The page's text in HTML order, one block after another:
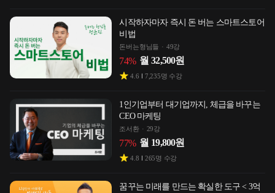
시작하자마자 즉시 돈 버는 스마트스토어
비법
돈버는형님들 49강
74% 월 32,500원
4.6 7,235명 수강
1인기업부터 대기업까지, 체급을 바꾸는
CEO 마케팅
조서환 29강
77% 월 19,800원
4.8 265명 수강
꿈꾸는 미래를 만드는 확실한 도구 < 3억